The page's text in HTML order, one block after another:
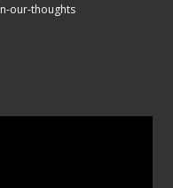
our-thoughts